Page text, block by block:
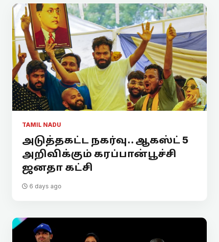
TAMIL NADU
அடுத்தகட்ட நகர்வு.. ஆகஸ்ட் 5
அறிவிக்கும் கரப்பான்பூச்சி
ஜனதா கட்சி
6 days ago